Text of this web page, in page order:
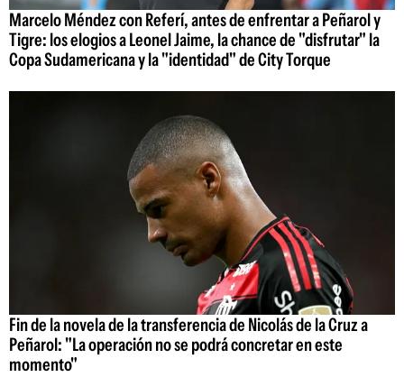
Marcelo Méndez con Referí, antes de enfrentar a Peñarol y
Tigre: los elogios a Leonel Jaime, la chance de "disfrutar" la
Copa Sudamericana y la "identidad" de City Torque
Fin de la novela de la transferencia de Nicolás de la Cruz a
Peñarol: "La operación no se podrá concretar en este
momento"